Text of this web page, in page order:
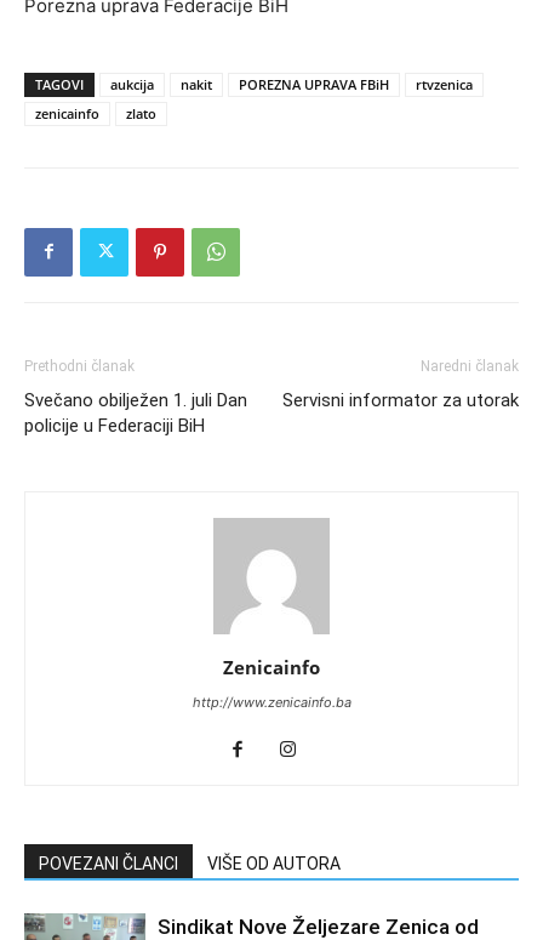
Porezna uprava Federacije BiH
TAGOVI aukcija nakit POREZNA UPRAVA FBiH
rtvzenica
zenicainfo
zlato
Prethodni članak
Svečano obilježen 1. juli Dan
policije u Federaciji BiH
Naredni članak
Servisni informator za utorak
Zenicainfo
http://www.zenicainfo.ba
POVEZANI ČLANCI VIŠE OD AUTORA
Sindikat Nove Željezare Zenica od